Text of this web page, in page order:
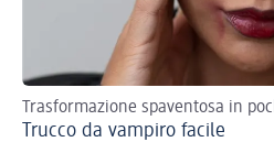
Trasformazione spaventosa in
Trucco da vampiro facile